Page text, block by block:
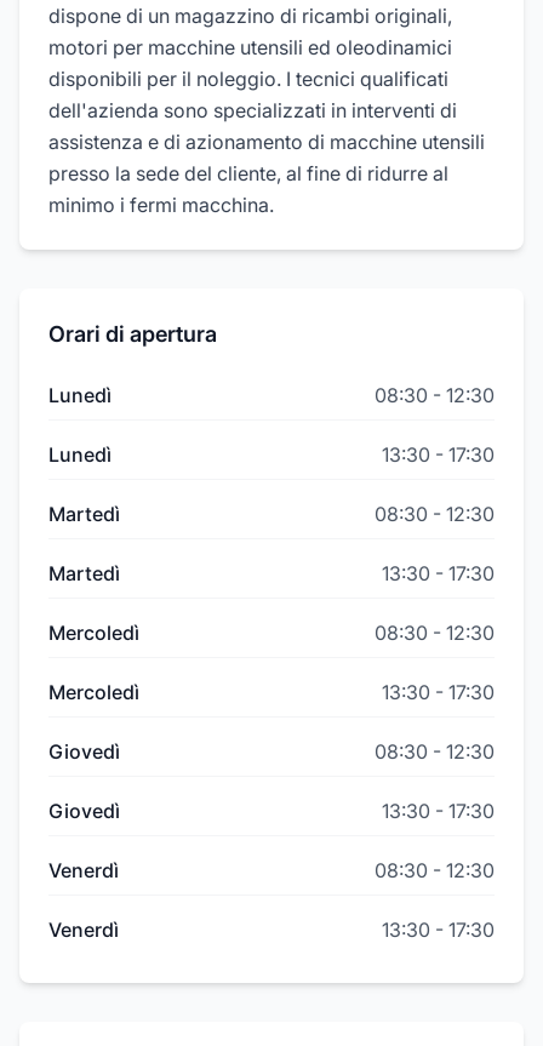
dispone di un magazzino di ricambi originali,
motori per macchine utensili ed oleodinamici
disponibili per il noleggio. I tecnici qualificati
dell'azienda sono specializzati in interventi di
assistenza e di azionamento di macchine utensili
presso la sede del cliente, al fine di ridurre al
minimo i fermi macchina.
Orari di apertura
Lunedì 08:30 - 12:30
Lunedì 13:30 - 17:30
Martedì 08:30 - 12:30
Martedì 13:30 - 17:30
Mercoledì 08:30 - 12:30
Mercoledì 13:30 - 17:30
Giovedì 08:30 - 12:30
Giovedì 13:30 - 17:30
Venerdì 08:30 - 12:30
Venerdì 13:30 - 17:30